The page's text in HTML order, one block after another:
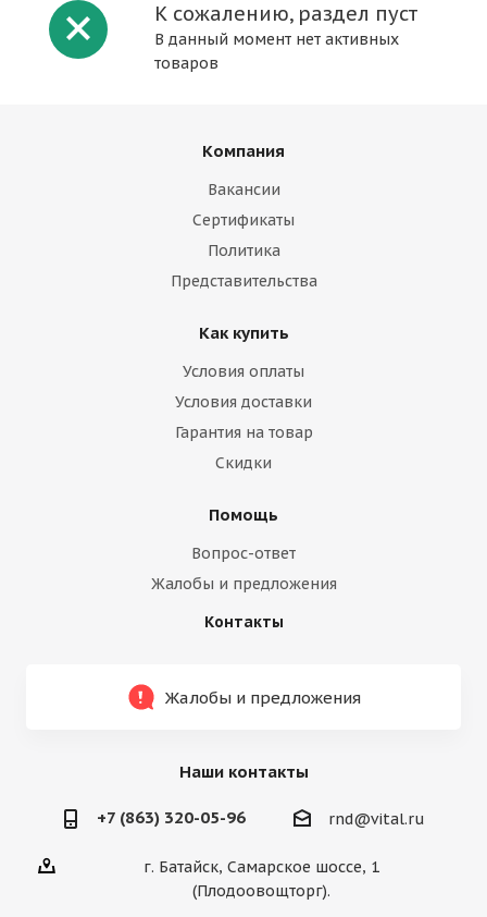
К сожалению, раздел пуст
В данный момент нет активных
товаров
Компания
Вакансии
Сертификаты
Политика
Представительства
Как купить
Условия оплаты
Условия доставки
Гарантия на товар
Скидки
Помощь
Вопрос-ответ
Жалобы и предложения
Контакты
Жалобы и предложения
Наши контакты
+7 (863) 320-05-96 rnd@vital.ru
г. Батайск, Самарское шоссе, 1
(Плодоовощторг).